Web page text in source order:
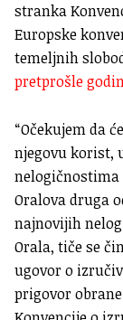
stranka
Europske
temeljnih
pretprošle
“Očekujem da
njegovu korist,
nelogičnostima
Oralova druga
najnovijih
Orala, tiče se
ugovor o
prigovor